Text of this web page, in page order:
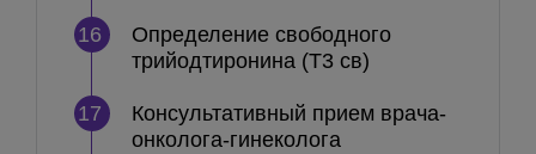
16
Определение свободного
трийодтиронина (Т3 св)
17
Консультативный прием врача-
онколога-гинеколога